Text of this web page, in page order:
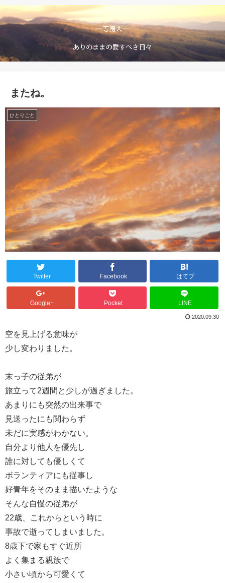
またね。
ひとりごと
Twitter Facebook はてブ
Google+ Pocket LINE
2020.09.30
空を見上げる意味が
少し変わりました。
末っ子の従弟が
旅立って2週間と少しが過ぎました。
あまりにも突然の出来事で
見送ったにも関わらず
未だに実感がわかない。
自分より他人を優先し
誰に対しても優しくて
ボランティアにも従事し
好青年をそのまま描いたような
そんな自慢の従弟が
22歳、これからという時に
事故で逝ってしまいました。
8歳下で家もすぐ近所
よく集まる親族で
小さい頃から可愛くて